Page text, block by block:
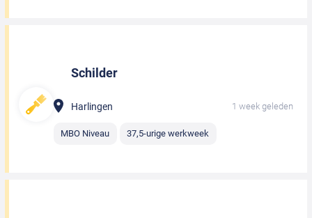
Schilder
Harlingen 1 week geleden
MBO Niveau 37,5-urige werkweek